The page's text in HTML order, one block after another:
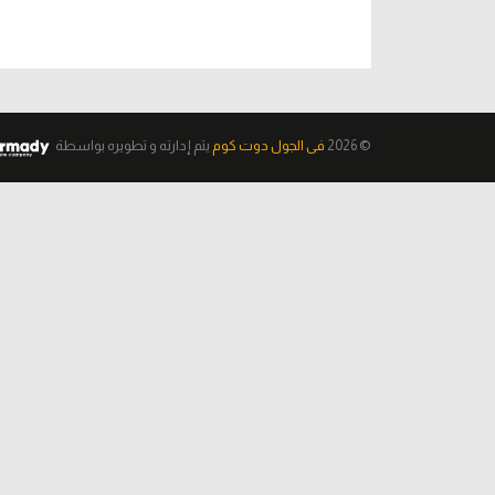
© 2026 فى الجول دوت كوم يتم إدارته و تطويره بواسطة